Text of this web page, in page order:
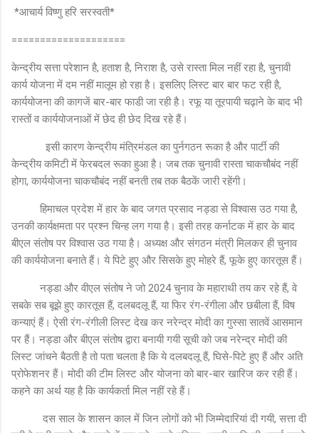
*आचार्य विष्णु हरि सरस्वती*
====================
केन्द्रीय सत्ता परेशान है, हताश है, निराश है, उसे रास्ता मिल नहीं रहा है, चुनावी
कार्य योजना में दम नहीं मालूम हो रहा है। इसलिए लिस्ट बार बार फट रही है,
कार्ययोजना की कागजें बार-बार फाडी जा रही है। रफू या तूरपायी चढ़ाने के बाद भी
रास्तों व कार्ययोजनाओं में छेद ही छेद दिख रहे हैं।
इसी कारण केन्द्रीय मंत्रिमंडल का पुर्नगठन रूका है और पार्टी की
केन्द्रीय कमिटी में फेरबदल रूका हुआ है। जब तक चुनावी रास्ता चाकचौबंद नहीं
होगा, कार्ययोजना चाकचौबंद नहीं बनती तब तक बैठकें जारी रहेंगी।
हिमाचल प्रदेश में हार के बाद जगत प्रसाद नड्डा से विश्वास उठ गया है,
उनकी कार्यक्षमता पर प्रश्न चिन्ह लग गया है। इसी तरह कर्नाटक में हार के बाद
बीएल संतोष पर विश्वास उठ गया है। अध्यक्ष और संगठन मंत्री मिलकर ही चुनाव
की कार्ययोजना बनाते हैं। ये पिटे हुए और सिसके हुए मोहरे हैं, फूके हुए कारतूस हैं।
नड्डा और वीएल संतोष ने जो 2024 चुनाव के महाराथी तय कर रहे हैं, वे
सबके सब बूझे हुए कारतूस हैं, दलबदलू हैं, या फिर रंग-रंगीला और छबीला हैं, विष
कन्याएं हैं। ऐसी रंग-रंगीली लिस्ट देख कर नरेन्द्र मोदी का गुस्सा सातवें आसमान
पर हैं। नड्डा और बीएल संतोष द्वारा बनायी गयी सूची को जब नरेन्द्र मोदी की
लिस्ट जांचने बैठती है तो पता चलता है कि ये दलबदलू हैं, घिसे-पिटे हुए हैं और अति
प्रोफेशनर हैं। मोदी की टीम लिस्ट और योजना को बार-बार खारिज कर रही हैं।
कहने का अर्थ यह है कि कार्यकर्ता मिल नहीं रहे हैं।
दस साल के शासन काल में जिन लोगों को भी जिम्मेदारियां दी गयी, सत्ता दी